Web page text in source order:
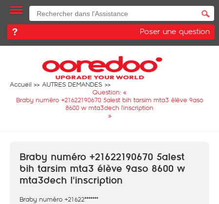
Poser une question
Accueil
AUTRES DEMANDES
Question: «
Braby numéro +21622190670 5alest bih tarsim mta3 élève 9aso
8600 w mta3dech l'inscription
»
Braby numéro +21622190670 5alest
bih tarsim mta3 élève 9aso 8600 w
mta3dech l'inscription
Braby numéro +21622*******